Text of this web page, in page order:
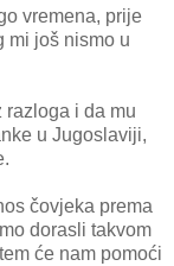
vremena, prije
mi još nismo u
razloga i da mu
u Jugoslaviji,
čovjeka prema
dorasli takvom
će nam pomoći